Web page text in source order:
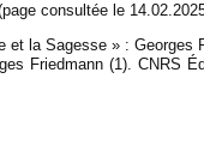
consultée le
et la Sagesse » :
Friedmann (1). CNRS